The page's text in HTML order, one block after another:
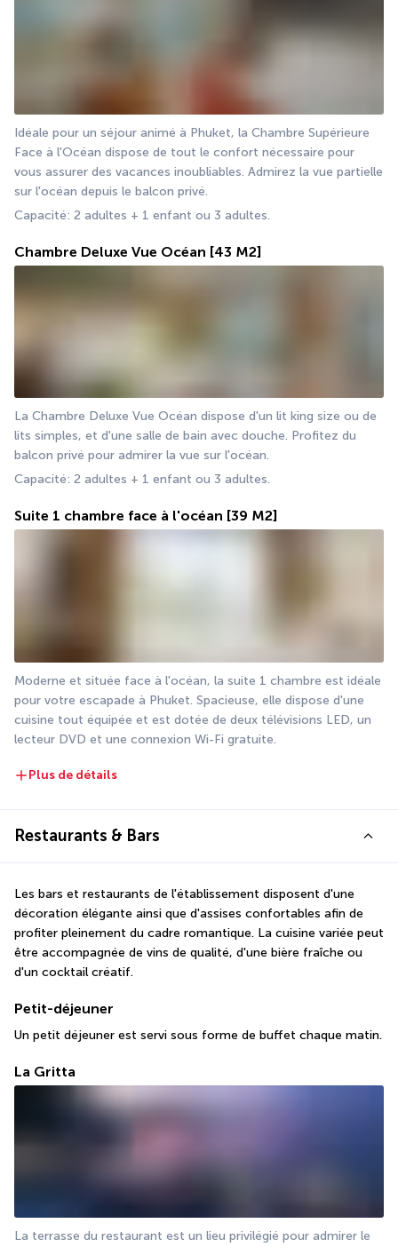
Idéale pour un séjour animé à Phuket, la Chambre Supérieure
Face à l'Océan dispose de tout le confort nécessaire pour
vous assurer des vacances inoubliables. Admirez la vue partielle
sur l'océan depuis le balcon privé.
Capacité: 2 adultes + 1 enfant ou 3 adultes.
Chambre Deluxe Vue Océan [43 M2]
La Chambre Deluxe Vue Océan dispose d'un lit king size ou de
lits simples, et d'une salle de bain avec douche. Profitez du
balcon privé pour admirer la vue sur l'océan.
Capacité: 2 adultes + 1 enfant ou 3 adultes.
Suite 1 chambre face à l'océan [39 M2]
Moderne et située face à l'océan, la suite 1 chambre est idéale
pour votre escapade à Phuket. Spacieuse, elle dispose d'une
cuisine tout équipée et est dotée de deux télévisions LED, un
lecteur DVD et une connexion Wi-Fi gratuite.
Plus de détails
Restaurants & Bars
Les bars et restaurants de l'établissement disposent d'une
décoration élégante ainsi que d'assises confortables afin de
profiter pleinement du cadre romantique. La cuisine variée peut
être accompagnée de vins de qualité, d'une bière fraîche ou
d'un cocktail créatif.
Petit-déjeuner
Un petit déjeuner est servi sous forme de buffet chaque matin.
La Gritta
La terrasse du restaurant est un lieu privilégié pour admirer le